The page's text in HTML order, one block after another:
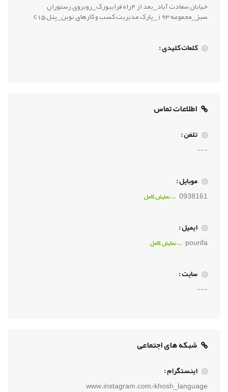
خیابان سعادت آباد_بعد از 4راه فرایبورک_روبروی رستوران
سبز_مجموعه 193_پارک مدیریت کسب و کارهای نوین_پنل c15
کلمات کلیدی :
اطلاعات تماس
تلفن :
---
موبایل :
0938161 ... نمايش کامل
ایمیل :
pourifa ... نمايش کامل
سایت :
---
شبکه های اجتماعی
اینستگرام :
www.instagram.com/khosh_language